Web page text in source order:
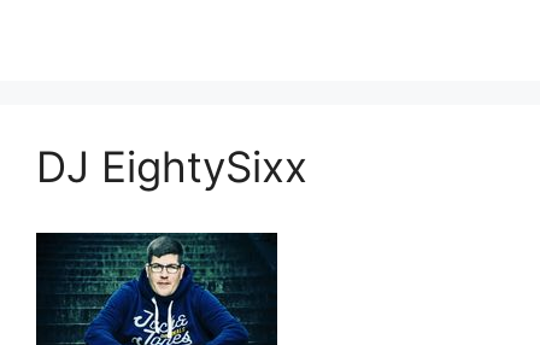
DJ EightySixx